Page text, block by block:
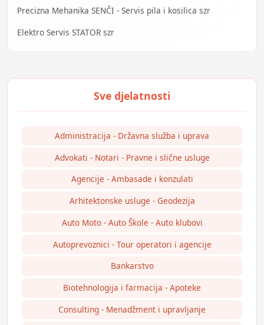
Precizna Mehanika SENČI - Servis pila i kosilica szr
Elektro Servis STATOR szr
Administracija - Državna služba i uprava
Advokati - Notari - Pravne i slične usluge
Agencije - Ambasade i konzulati
Arhitektonske usluge - Geodezija
Auto Moto - Auto Škole - Auto klubovi
Autoprevoznici - Tour operatori i agencije
Bankarstvo
Biotehnologija i farmacija - Apoteke
Consulting - Menadžment i upravljanje